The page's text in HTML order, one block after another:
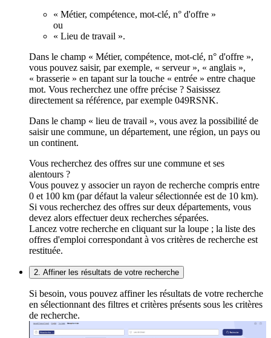
« Métier, compétence, mot-clé, n° d'offre »
ou
« Lieu de travail ».
Dans le champ « Métier, compétence, mot-clé, n° d'offre »,
vous pouvez saisir, par exemple, « serveur », « anglais »,
« brasserie » en tapant sur la touche « entrée » entre chaque
mot. Vous recherchez une offre précise ? Saisissez
directement sa référence, par exemple 049RSNK.
Dans le champ « lieu de travail », vous avez la possibilité de
saisir une commune, un département, une région, un pays ou
un continent.
Vous recherchez des offres sur une commune et ses
alentours ?
Vous pouvez y associer un rayon de recherche compris entre
0 et 100 km (par défaut la valeur sélectionnée est de 10 km).
Si vous recherchez des offres sur deux départements, vous
devez alors effectuer deux recherches séparées.
Lancez votre recherche en cliquant sur la loupe ; la liste des
offres d'emploi correspondant à vos critères de recherche est
restituée.
2. Affiner les résultats de votre recherche
Si besoin, vous pouvez affiner les résultats de votre recherche
en sélectionnant des filtres et critères présents sous les critères
de recherche.